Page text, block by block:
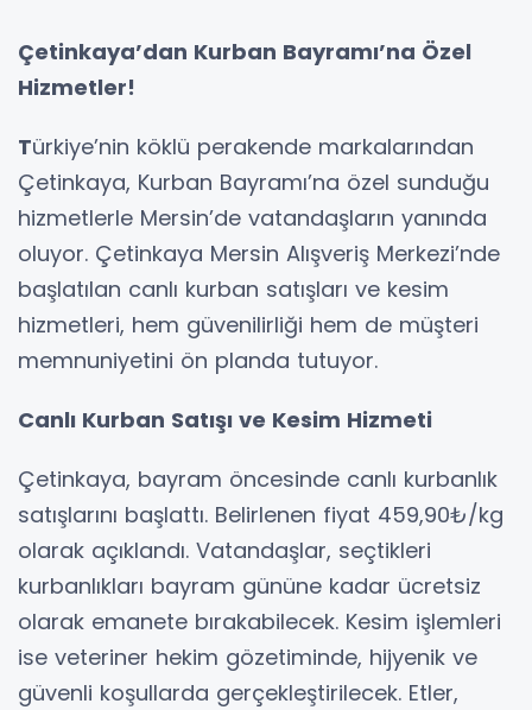
Çetinkaya’dan Kurban Bayramı’na Özel
Hizmetler!
Türkiye’nin köklü perakende markalarından
Çetinkaya, Kurban Bayramı’na özel sunduğu
hizmetlerle Mersin’de vatandaşların yanında
oluyor. Çetinkaya Mersin Alışveriş Merkezi’nde
başlatılan canlı kurban satışları ve kesim
hizmetleri, hem güvenilirliği hem de müşteri
memnuniyetini ön planda tutuyor.
Canlı Kurban Satışı ve Kesim Hizmeti
Çetinkaya, bayram öncesinde canlı kurbanlık
satışlarını başlattı. Belirlenen fiyat 459,90₺/kg
olarak açıklandı. Vatandaşlar, seçtikleri
kurbanlıkları bayram gününe kadar ücretsiz
olarak emanete bırakabilecek. Kesim işlemleri
ise veteriner hekim gözetiminde, hijyenik ve
güvenli koşullarda gerçekleştirilecek. Etler,